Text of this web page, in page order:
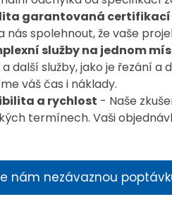
garantovaná certifikací
nás spolehnout, že vaše
služby na jednom
a další služby, jako je řezání
váš čas i náklady.
a rychlost - Naše
termínech. Vaši
nám nezávaznou